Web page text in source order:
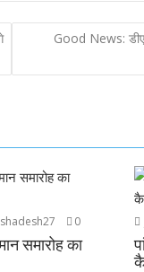
Good News:
0
समारोह का